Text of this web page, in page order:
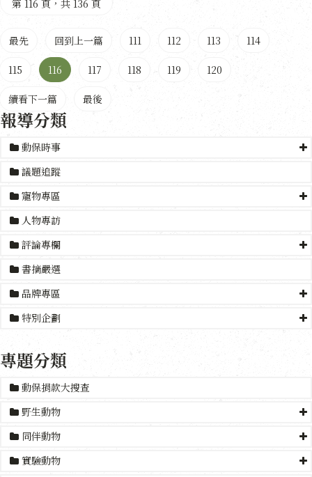
第 116 頁，共 136 頁
最先 回到上一篇 111 112 113 114
115 116 117 118 119 120
續看下一篇 最後
報導分類
動保時事
議題追蹤
寵物專區
人物專訪
評論專欄
書摘嚴選
品牌專區
特別企劃
專題分類
動保捐款大搜查
野生動物
同伴動物
實驗動物